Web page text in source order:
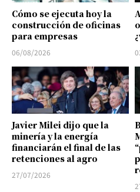
Cómo se ejecuta hoy la
construcción de oficinas
para empresas
06/08/2026
Javier Milei dijo que la
minería y la energía
financiarán el final de las
retenciones al agro
27/07/2026